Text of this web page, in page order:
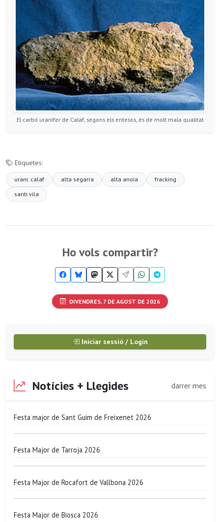
El carbó uranífer de Calaf, segons els entesos, és de molt mala qualitat
Etiquetes:
urani. calaf alta segarra alta anoia
fracking
santi vila
Ho vols compartir?
DIVENDRES, 7 DE AGOST DE 2026
Iniciar sessió / Login
Notícies + Llegides darrer mes
Festa major de Sant Guim de Freixenet 2026
Festa Major de Tarroja 2026
Festa Major de Rocafort de Vallbona 2026
Festa Major de Biosca 2026